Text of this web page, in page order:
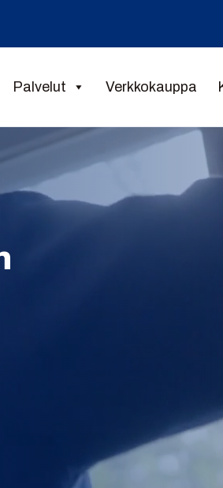
Palvelut Verkkokauppa